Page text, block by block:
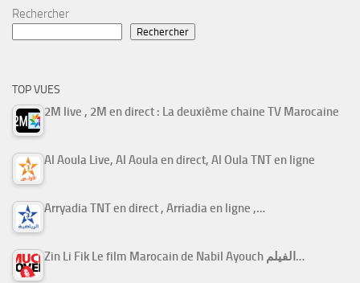
Rechercher
Rechercher
TOP VUES
2M live , 2M en direct : La deuxième chaine TV Marocaine
Al Aoula Live, Al Aoula en direct, Al Oula TNT en ligne
Arryadia TNT en direct , Arriadia en ligne ,…
Zin Li Fik Le film Marocain de Nabil Ayouch الفيلم…